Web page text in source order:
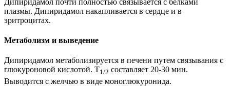
плазмы. Дипиридамол накапливается в сердце и в
эритроцитах.
Метаболизм и выведение
Дипиридамол метаболизируется в печени путем связывания с
глюкуроновой кислотой. T1/2 составляет 20-30 мин.
Выводится с желчью в виде моноглюкуронида.